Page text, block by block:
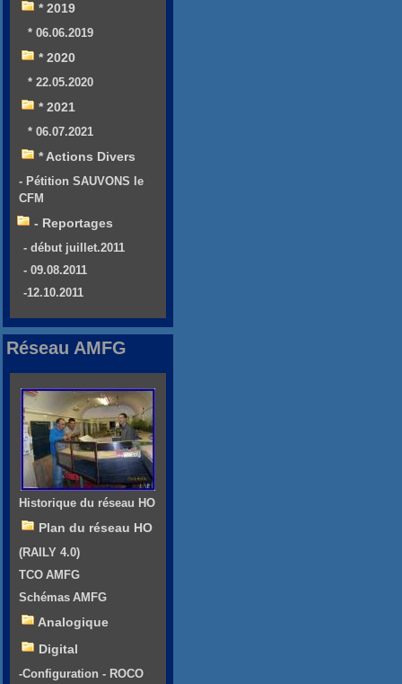
* 2019
* 06.06.2019
* 2020
* 22.05.2020
* 2021
* 06.07.2021
* Actions Divers
- Pétition SAUVONS le
CFM
- Reportages
- début juillet.2011
- 09.08.2011
-12.10.2011
Réseau AMFG
Historique du réseau HO
Plan du réseau HO
(RAILY 4.0)
TCO AMFG
Schémas AMFG
Analogique
Digital
-Configuration - ROCO